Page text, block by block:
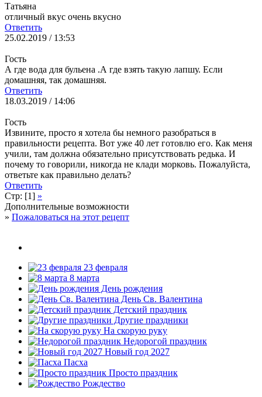
Татьяна
отличный вкус очень вкусно
Ответить
25.02.2019 / 13:53
Гость
А где вода для бульена .А где взять такую лапшу. Если
домашняя, так домашняя.
Ответить
18.03.2019 / 14:06
Гость
Извините, просто я хотела бы немного разобраться в
правильности рецепта. Вот уже 40 лет готовлю его. Как меня
учили, там должна обязательно присутствовать редька. И
почему то говорили, никогда не клади морковь. Пожалуйста,
ответьте как правильно делать?
Ответить
Стр: [1] »
Дополнительные возможности
» Пожаловаться на этот рецепт
23 февраля
8 марта
День рождения
День Св. Валентина
Детский праздник
Другие праздники
На скорую руку
Недорогой праздник
Новый год 2027
Пасха
Просто праздник
Рождество